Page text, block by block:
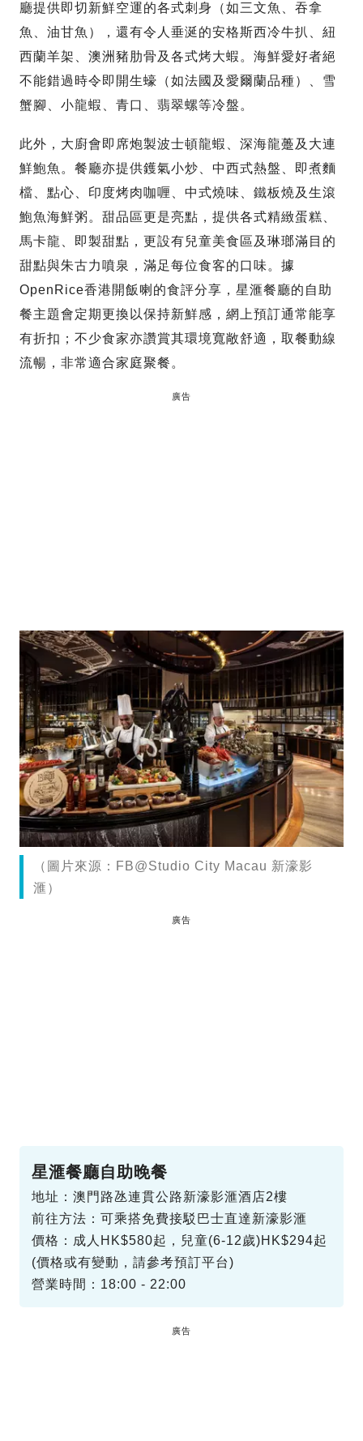
廳提供即切新鮮空運的各式刺身（如三文魚、吞拿
魚、油甘魚），還有令人垂涎的安格斯西冷牛扒、紐
西蘭羊架、澳洲豬肋骨及各式烤大蝦。海鮮愛好者絕
不能錯過時令即開生蠔（如法國及愛爾蘭品種）、雪
蟹腳、小龍蝦、青口、翡翠螺等冷盤。
此外，大廚會即席炮製波士頓龍蝦、深海龍躉及大連
鮮鮑魚。餐廳亦提供鑊氣小炒、中西式熱盤、即煮麵
檔、點心、印度烤肉咖喱、中式燒味、鐵板燒及生滾
鮑魚海鮮粥。甜品區更是亮點，提供各式精緻蛋糕、
馬卡龍、即製甜點，更設有兒童美食區及琳瑯滿目的
甜點與朱古力噴泉，滿足每位食客的口味。據
OpenRice香港開飯喇的食評分享，星滙餐廳的自助
餐主題會定期更換以保持新鮮感，網上預訂通常能享
有折扣；不少食家亦讚賞其環境寬敞舒適，取餐動線
流暢，非常適合家庭聚餐。
廣告
（圖片來源：FB@Studio City Macau 新濠影
滙）
廣告
星滙餐廳自助晚餐
地址：澳門路氹連貫公路新濠影滙酒店2樓
前往方法：可乘搭免費接駁巴士直達新濠影滙
價格：成人HK$580起，兒童(6-12歲)HK$294起
(價格或有變動，請參考預訂平台)
營業時間：18:00 - 22:00
廣告